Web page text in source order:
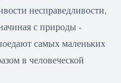
несправедливости,
с природы -
самых маленьких
в человеческой